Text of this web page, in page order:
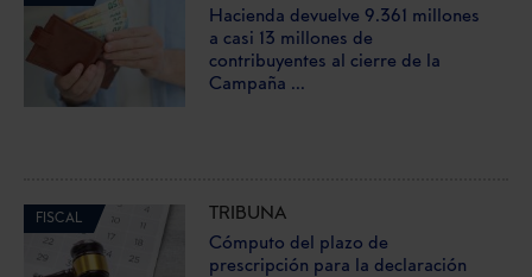
Hacienda devuelve 9.361 millones
a casi 13 millones de
contribuyentes al cierre de la
Campaña ...
FISCAL
TRIBUNA
Cómputo del plazo de
prescripción para la declaración